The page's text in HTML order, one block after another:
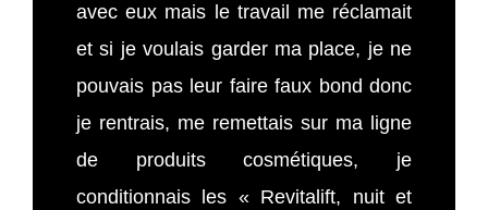
avec eux mais le travail me réclamait
et si je voulais garder ma place, je ne
pouvais pas leur faire faux bond donc
je rentrais, me remettais sur ma ligne
de produits cosmétiques, je
conditionnais les « Revitalift, nuit et